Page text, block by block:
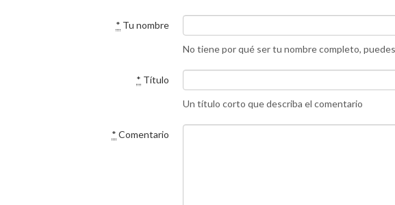
* Tu nombre
No tiene por qué ser tu nombre completo,
* Título
Un título corto que describa el comentario
* Comentario